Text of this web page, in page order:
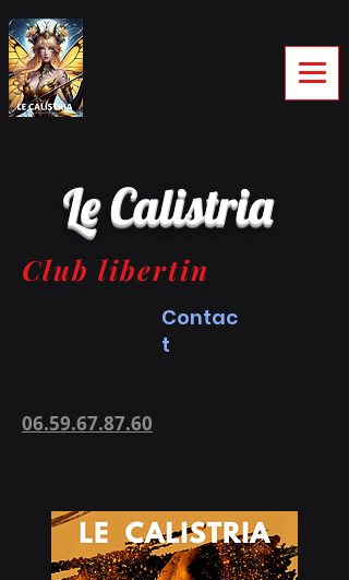
Le Calistria
Club libertin
Contac
t
06.59.67.87.60